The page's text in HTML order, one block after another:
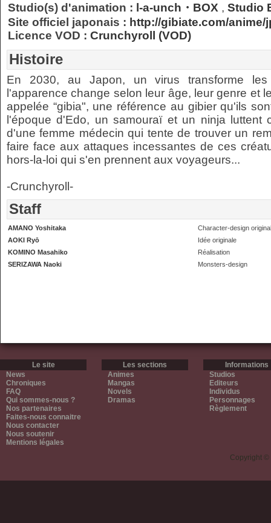
Studio(s) d'animation : l-a-unch・BOX , Studio
Site officiel japonais : http://gibiate.com/anime/
Licence VOD : Crunchyroll (VOD)
Histoire
En 2030, au Japon, un virus transforme
l'apparence change selon leur âge, leur genre et
appelée “gibia", une référence au gibier qu'ils
l'époque d'Edo, un samouraï et un ninja luttent
d'une femme médecin qui tente de trouver un
faire face aux attaques incessantes de ces
hors-la-loi qui s'en prennent aux voyageurs...
-Crunchyroll-
Staff
AMANO Yoshitaka
Character-design original
AOKI Ryō
Idée originale
KOMINO Masahiko
Réalisation
SERIZAWA Naoki
Monsters-design
Le site
News
Chroniques
FAQ
Qui sommes-nous ?
Nos partenaires
Faites-nous connaitre
Nous contacter
Nous soutenir
Mentions légales
Les sections
Animes
Mangas
Novels
Dramas
Informations
Studios
Editeurs
Individus
Personnages
Règlement
Copyright ©